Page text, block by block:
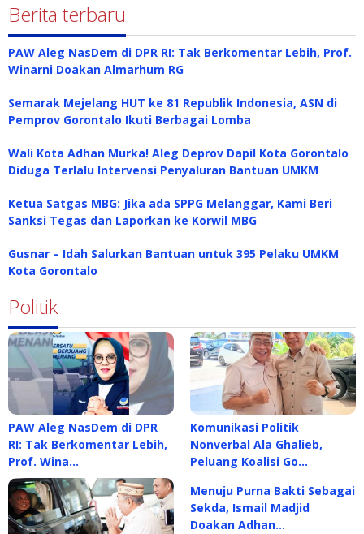
Berita terbaru
PAW Aleg NasDem di DPR RI: Tak Berkomentar Lebih, Prof.
Winarni Doakan Almarhum RG
Semarak Mejelang HUT ke 81 Republik Indonesia, ASN di
Pemprov Gorontalo Ikuti Berbagai Lomba
Wali Kota Adhan Murka! Aleg Deprov Dapil Kota Gorontalo
Diduga Terlalu Intervensi Penyaluran Bantuan UMKM
Ketua Satgas MBG: Jika ada SPPG Melanggar, Kami Beri
Sanksi Tegas dan Laporkan ke Korwil MBG
Gusnar – Idah Salurkan Bantuan untuk 395 Pelaku UMKM
Kota Gorontalo
Politik
PAW Aleg NasDem di DPR
RI: Tak Berkomentar Lebih,
Prof. Wina…
Komunikasi Politik
Nonverbal Ala Ghalieb,
Peluang Koalisi Go…
Menuju Purna Bakti Sebagai
Sekda, Ismail Madjid
Doakan Adhan…